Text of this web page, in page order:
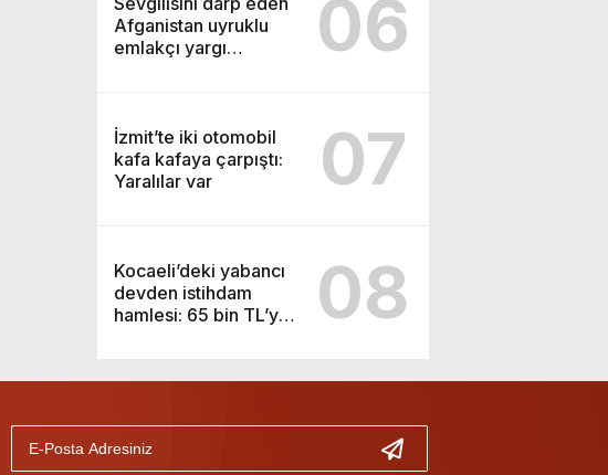
Afganistan uyruklu
emlakçı yargı
06
İzmit’te iki otomobil
kafa kafaya çarpıştı:
Yaralılar var
07
Kocaeli’deki yabancı
devden istihdam
hamlesi: 65 bin TL’ye
08